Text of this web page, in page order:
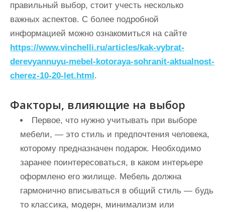
правильный выбор, стоит учесть несколько
важных аспектов. С более подробной
информацией можно ознакомиться на сайте
https://www.vinchelli.ru/articles/kak-vybrat-
derevyannuyu-mebel-kotoraya-sohranit-aktualnost-
cherez-10-20-let.html.
Факторы, влияющие на выбор
Первое, что нужно учитывать при выборе
мебели, — это стиль и предпочтения человека,
которому предназначен подарок. Необходимо
заранее поинтересоваться, в каком интерьере
оформлено его жилище. Мебель должна
гармонично вписываться в общий стиль — будь
то классика, модерн, минимализм или